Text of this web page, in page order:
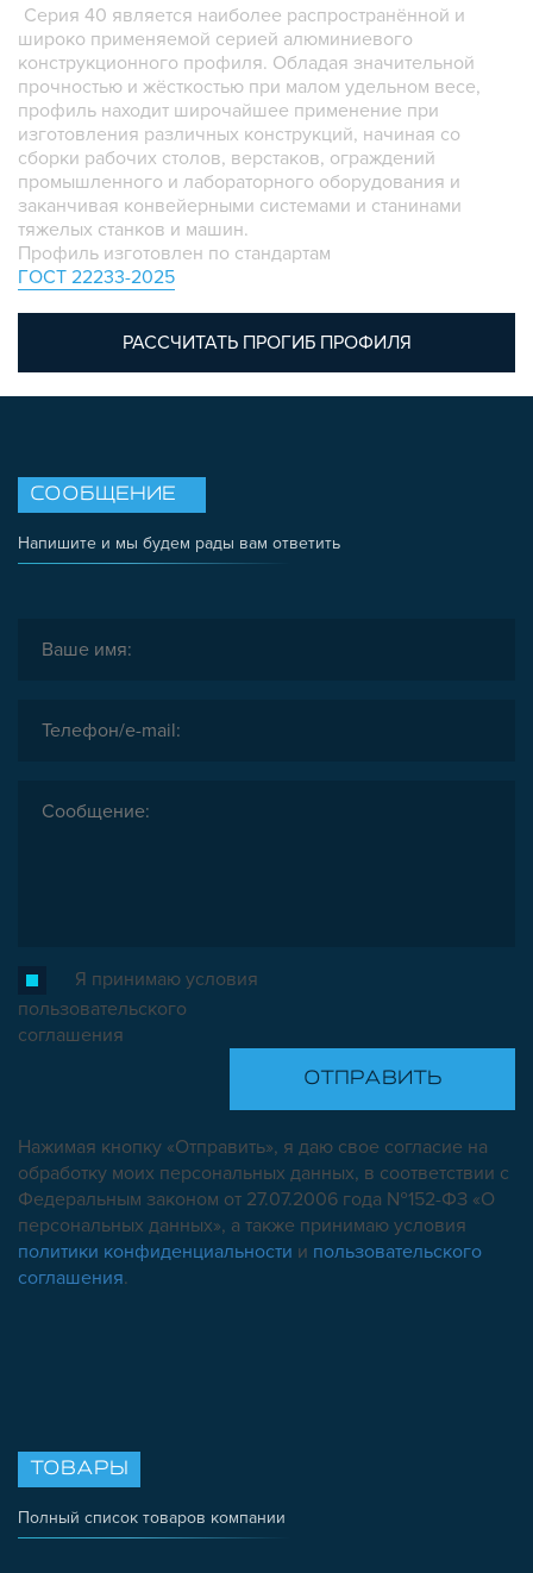
ПЛАСТИКОВЫЕ КОРОБКИ
Серия 40 является наиболее распространённой и
широко применяемой серией алюминиевого
конструкционного профиля. Обладая значительной
прочностью и жёсткостью при малом удельном весе,
профиль находит широчайшее применение при
изготовления различных конструкций, начиная со
сборки рабочих столов, верстаков, ограждений
промышленного и лабораторного оборудования и
заканчивая конвейерными системами и станинами
тяжелых станков и машин.
Профиль изготовлен по стандартам
ГОСТ 22233-2025
РАССЧИТАТЬ ПРОГИБ ПРОФИЛЯ
СООБЩЕНИЕ
Напишите и мы будем рады вам ответить
Я принимаю условия
пользовательского
соглашения
Нажимая кнопку «Отправить», я даю свое согласие на
обработку моих персональных данных, в соответствии с
Федеральным законом от 27.07.2006 года №152-ФЗ «О
персональных данных», а также принимаю условия
политики конфиденциальности и пользовательского
соглашения.
ТОВАРЫ
Полный список товаров компании